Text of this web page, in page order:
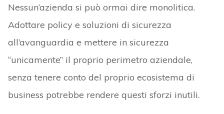
Nessun’azienda si può ormai dire monolitica.
Adottare policy e soluzioni di sicurezza
all’avanguardia e mettere in sicurezza
“unicamente” il proprio perimetro aziendale,
senza tenere conto del proprio ecosistema di
business potrebbe rendere questi sforzi inutili.